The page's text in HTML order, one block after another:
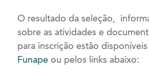
O resultado da seleção,
sobre as atividades e
para inscrição estão
Funape ou pelos links abaixo: